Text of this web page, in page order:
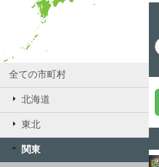
全ての市町村
北海道
東北
関東